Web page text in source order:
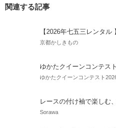
関連する記事
【2026年七五三レンタル
京都かしきもの
ゆかたクイーンコンテス
ゆかたクイーンコンテスト
レースの付け袖で楽しむ
Sorawa